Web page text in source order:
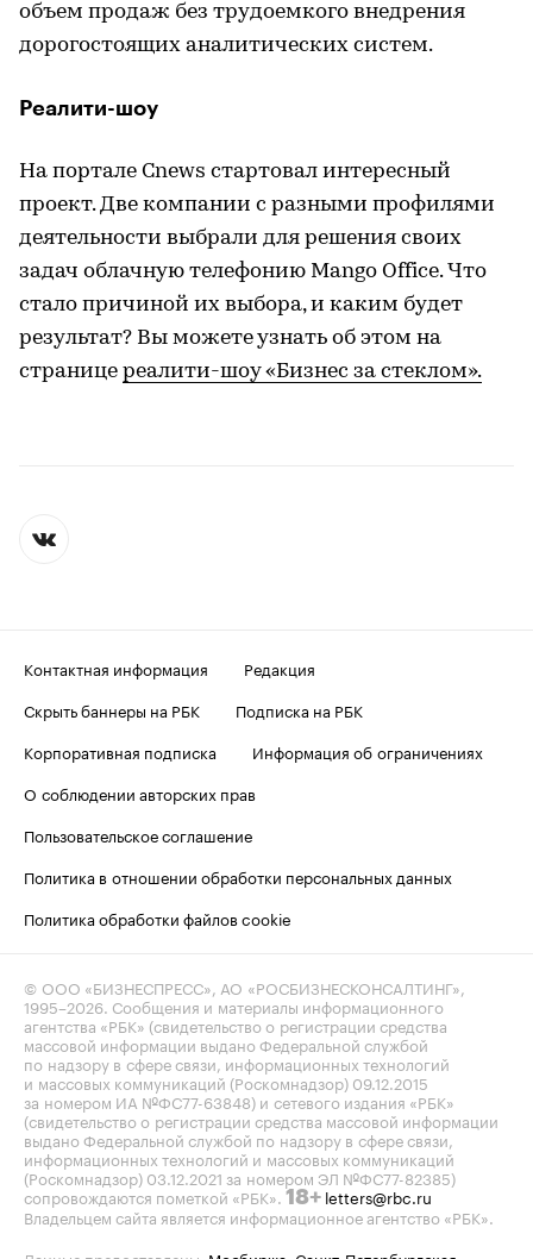
объем продаж без трудоемкого внедрения
дорогостоящих аналитических систем.
Реалити-шоу
На портале Cnews стартовал интересный
проект. Две компании с разными профилями
деятельности выбрали для решения своих
задач облачную телефонию Mango Office. Что
стало причиной их выбора, и каким будет
результат? Вы можете узнать об этом на
странице реалити-шоу «Бизнес за стеклом».
Контактная информация
Редакция
Скрыть баннеры на РБК
Подписка на РБК
Корпоративная подписка
Информация об ограничениях
О соблюдении авторских прав
Пользовательское соглашение
Политика в отношении обработки персональных данных
Политика обработки файлов cookie
© ООО «БИЗНЕСПРЕСС», АО «РОСБИЗНЕСКОНСАЛТИНГ»,
1995–2026. Сообщения и материалы информационного
агентства «РБК» (свидетельство о регистрации средства
массовой информации выдано Федеральной службой
по надзору в сфере связи, информационных технологий
и массовых коммуникаций (Роскомнадзор) 09.12.2015
за номером ИА №ФС77-63848) и сетевого издания «РБК»
(свидетельство о регистрации средства массовой информации
выдано Федеральной службой по надзору в сфере связи,
информационных технологий и массовых коммуникаций
(Роскомнадзор) 03.12.2021 за номером ЭЛ №ФС77-82385)
сопровождаются пометкой «РБК». 18+ letters@rbc.ru
Владельцем сайта является информационное агентство «РБК».